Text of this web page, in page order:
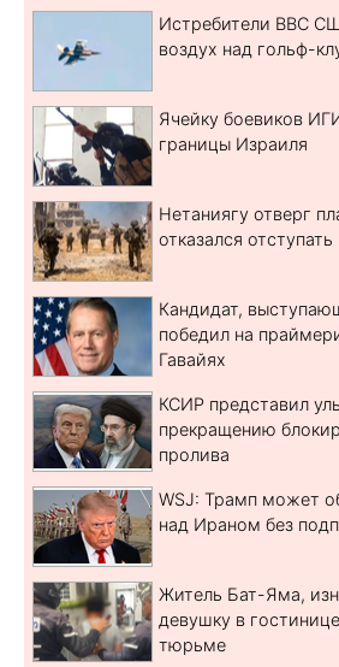
Истребители ВВС
воздух над гольф-
Ячейку боевиков
границы Израиля
Нетаниягу отверг
отказался отступать
Кандидат,
победил на
Гавайях
КСИР представил
прекращению
пролива
WSJ: Трамп может
над Ираном без
Житель Бат-Яма,
девушку в
тюрьме